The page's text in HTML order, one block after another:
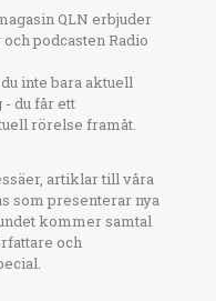
QLN erbjuder
podcasten Radio
inte bara aktuell
du får ett
rörelse framåt.
artiklar till våra
som presenterar nya
kommer samtal
och